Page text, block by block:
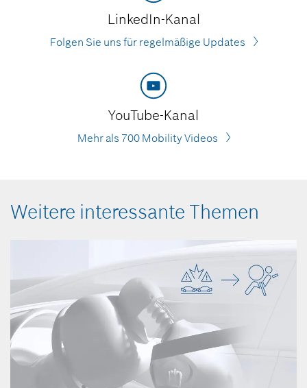
LinkedIn-Kanal
Folgen Sie uns für regelmäßige Updates
YouTube-Kanal
Mehr als 700 Mobility Videos
Weitere interessante Themen